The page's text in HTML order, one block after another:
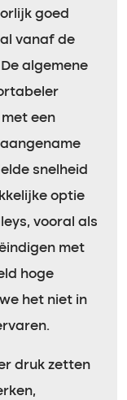
goed
vanaf de
algemene
een
snelheid
optie
vooral als
met
hoge
het niet in
druk zetten